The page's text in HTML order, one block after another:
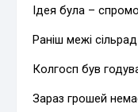
Ідея була –
Раніш межі
Колгосп був
Зараз грошей